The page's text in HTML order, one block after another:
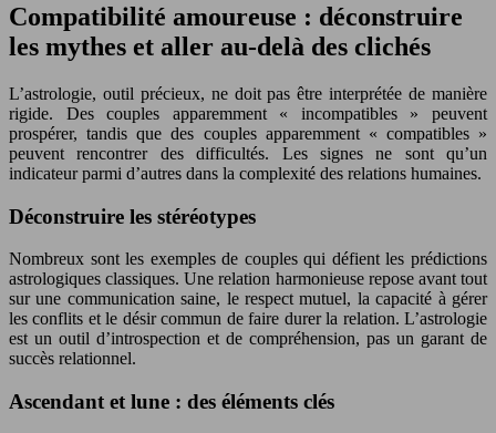
Compatibilité amoureuse : déconstruire
les mythes et aller au-delà des clichés
L’astrologie, outil précieux, ne doit pas être interprétée de manière
rigide. Des couples apparemment « incompatibles » peuvent
prospérer, tandis que des couples apparemment « compatibles »
peuvent rencontrer des difficultés. Les signes ne sont qu’un
indicateur parmi d’autres dans la complexité des relations humaines.
Déconstruire les stéréotypes
Nombreux sont les exemples de couples qui défient les prédictions
astrologiques classiques. Une relation harmonieuse repose avant tout
sur une communication saine, le respect mutuel, la capacité à gérer
les conflits et le désir commun de faire durer la relation. L’astrologie
est un outil d’introspection et de compréhension, pas un garant de
succès relationnel.
Ascendant et lune : des éléments clés